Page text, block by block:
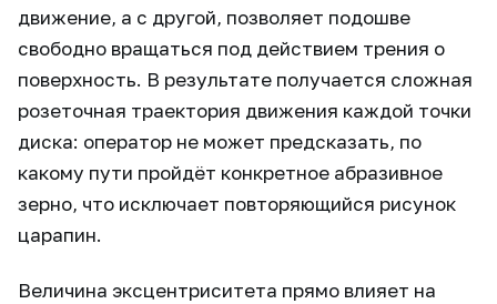
движение, а с другой, позволяет подошве
свободно вращаться под действием трения о
поверхность. В результате получается сложная
розеточная траектория движения каждой точки
диска: оператор не может предсказать, по
какому пути пройдёт конкретное абразивное
зерно, что исключает повторяющийся рисунок
царапин.
Величина эксцентриситета прямо влияет на